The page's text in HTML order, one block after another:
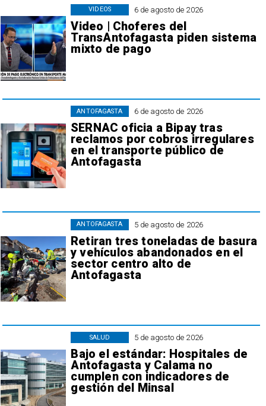
6 de agosto de 2026
Video | Choferes del
TransAntofagasta piden sistema
mixto de pago
VIDEOS
6 de agosto de 2026
SERNAC oficia a Bipay tras
reclamos por cobros irregulares
en el transporte público de
Antofagasta
ANTOFAGASTA
5 de agosto de 2026
Retiran tres toneladas de basura
y vehículos abandonados en el
sector centro alto de
Antofagasta
ANTOFAGASTA
5 de agosto de 2026
Bajo el estándar: Hospitales de
Antofagasta y Calama no
cumplen con indicadores de
gestión del Minsal
SALUD